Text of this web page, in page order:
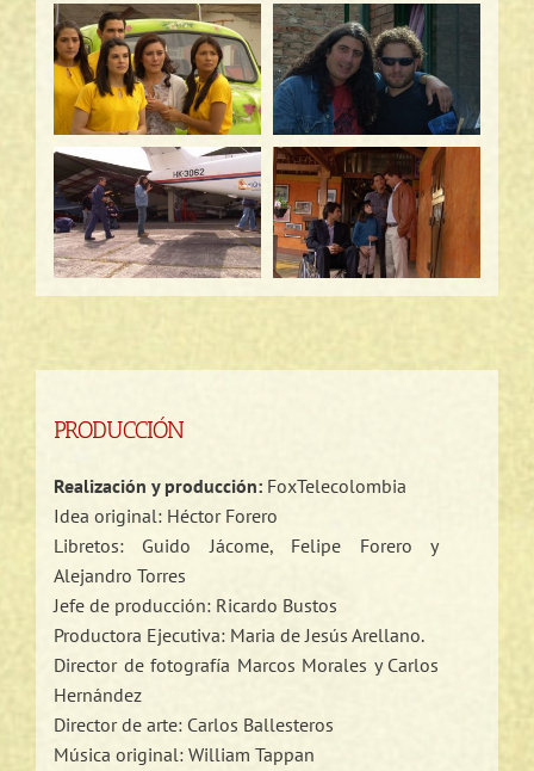
PRODUCCIÓN
Realización y producción: FoxTelecolombia
Idea original: Héctor Forero
Libretos: Guido Jácome, Felipe Forero y
Alejandro Torres
Jefe de producción: Ricardo Bustos
Productora Ejecutiva: Maria de Jesús Arellano.
Director de fotografía Marcos Morales y Carlos
Hernández
Director de arte: Carlos Ballesteros
Música original: William Tappan